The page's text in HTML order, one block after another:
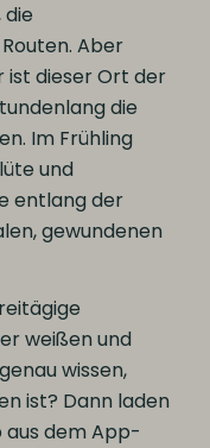
Aber
ist dieser Ort der
die
Im Frühling
und
entlang der
gewundenen
weißen und
wissen,
ist? Dann laden
aus dem App-